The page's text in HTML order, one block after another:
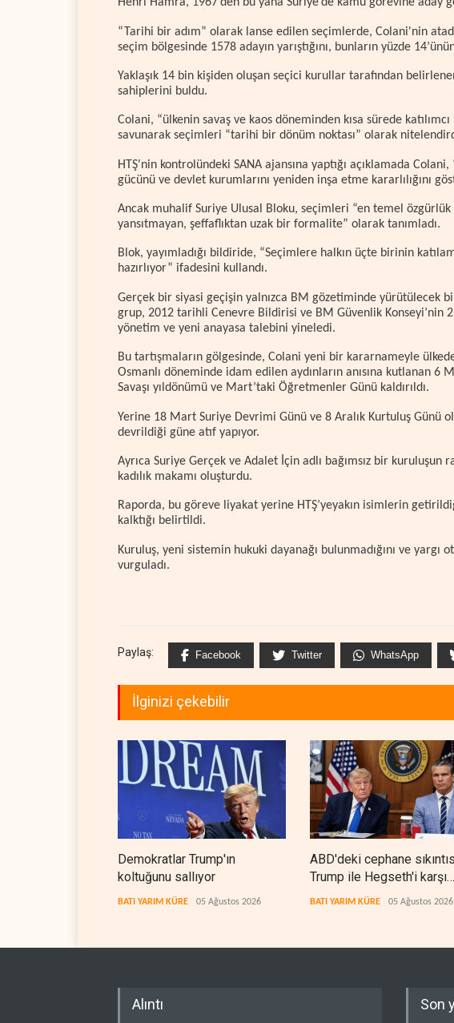
Henri Hamra, 1967’den bu yana Suriye’de kamu görevine aday
“Tarihi bir adım” olarak lanse edilen seçimlerde, Colani'nin
seçim bölgesinde 1578 adayın yarıştığını, bunların yüzde
Yaklaşık 14 bin kişiden oluşan seçici kurullar tarafından
sahiplerini buldu.
Colani, “ülkenin savaş ve kaos döneminden kısa sürede
savunarak seçimleri “tarihi bir dönüm noktası” olarak
HTŞ'nin kontrolündeki SANA ajansına yaptığı açıklamada
gücünü ve devlet kurumlarını yeniden inşa etme kararlılığını
Ancak muhalif Suriye Ulusal Bloku, seçimleri “en temel özgürlük
yansıtmayan, şeffaflıktan uzak bir formalite” olarak tanımladı.
Blok, yayımladığı bildiride, “Seçimlere halkın üçte birinin
hazırlıyor” ifadesini kullandı.
Gerçek bir siyasi geçişin yalnızca BM gözetiminde yürütülecek
grup, 2012 tarihli Cenevre Bildirisi ve BM Güvenlik Konseyi’nin
yönetim ve yeni anayasa talebini yineledi.
Bu tartışmaların gölgesinde, Colani yeni bir kararnameyle
Osmanlı döneminde idam edilen aydınların anısına kutlanan 6
Savaşı yıldönümü ve Mart’taki Öğretmenler Günü kaldırıldı.
Yerine 18 Mart Suriye Devrimi Günü ve 8 Aralık Kurtuluş Günü
devrildiği güne atıf yapıyor.
Ayrıca Suriye Gerçek ve Adalet İçin adlı bağımsız bir
kadılık makamı oluşturdu.
Raporda, bu göreve liyakat yerine HTŞ’yeyakın isimlerin
kalktığı belirtildi.
Kuruluş, yeni sistemin hukuki dayanağı bulunmadığını ve
vurguladı.
Paylaş: Facebook Twitter WhatsApp
İlginizi çekebilir
Demokratlar Trump'ın
koltuğunu sallıyor
BATI YARIM KÜRE 05 Ağustos 2026
ABD'deki cephane
Trump ile Hegseth'i karşı
karşıya getirdi
BATI YARIM KÜRE 05 Ağustos 2026
Alıntı Son